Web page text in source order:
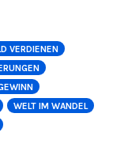
VERDIENEN
WELT IM WANDEL